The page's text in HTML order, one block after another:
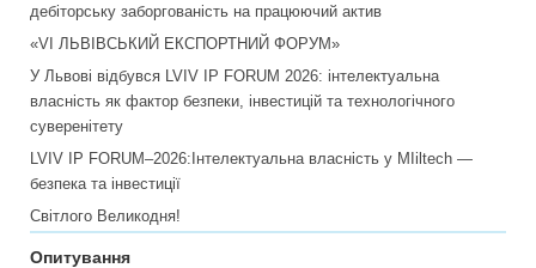
дебіторську заборгованість на працюючий актив
«VI ЛЬВІВСЬКИЙ ЕКСПОРТНИЙ ФОРУМ»
У Львові відбувся LVIV IP FORUM 2026: інтелектуальна
власність як фактор безпеки, інвестицій та технологічного
суверенітету
LVIV IP FORUM–2026:Інтелектуальна власність у MIiltech —
безпека та інвестиції
Світлого Великодня!
Опитування